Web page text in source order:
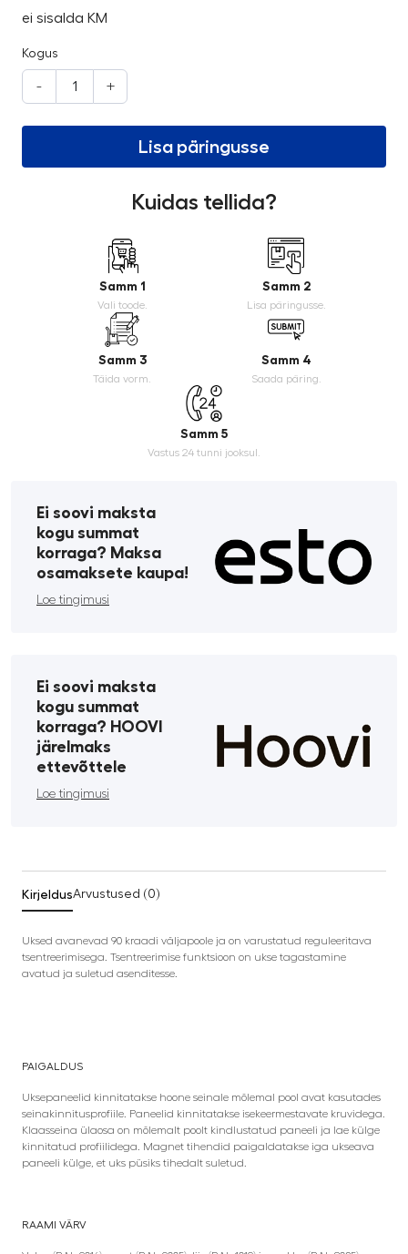
ei sisalda KM
Kogus
- +
Lisa päringusse
Kuidas tellida?
Samm 1
Vali toode.
Samm 2
Lisa päringusse.
Samm 3
Täida vorm.
Samm 4
Saada päring.
Samm 5
Vastus 24 tunni jooksul.
Ei soovi maksta
kogu summat
korraga? Maksa
osamaksete kaupa!
Loe tingimusi
Ei soovi maksta
kogu summat
korraga? HOOVI
järelmaks
ettevõttele
Loe tingimusi
KirjeldusArvustused (0)
Uksed avanevad 90 kraadi väljapoole ja on varustatud reguleeritava
tsentreerimisega. Tsentreerimise funktsioon on ukse tagastamine
avatud ja suletud asenditesse.
PAIGALDUS
Uksepaneelid kinnitatakse hoone seinale mõlemal pool avat kasutades
seinakinnitusprofiile. Paneelid kinnitatakse isekeermestavate kruvidega.
Klaasseina ülaosa on mõlemalt poolt kindlustatud paneeli ja lae külge
kinnitatud profiilidega. Magnet tihendid paigaldatakse iga ukseava
paneeli külge, et uks püsiks tihedalt suletud.
RAAMI VÄRV